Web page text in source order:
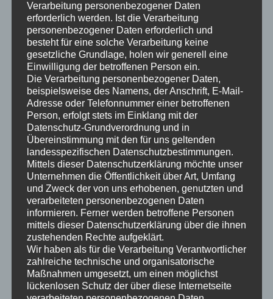
Die bauphysikalischen Eigenschaften, vor allem die
Wasserdampfdurchlässigkeit (sd-Wert), werden kaum
beeinflusst und das optische Erscheinungsbild bleibt
erhalten.
Wall Inject ist keine Flüssigkeit, sondern eine hochviskose
Creme mit folgenden charakteristischen Eigenschaften:
tropffreie Auftragung und somit problemloses Über-
Kopf-Arbeiten
hohe Wirkstoffkonzentration (ca. 80 %)
alkalistabil
nicht filmbildend
sehr hohes Spreitungsvermögen innerhalb des
Mauerwerkgefüges
extrem hohe Eindringtiefe durch die lange Verweilzeit
der Creme auf der Baustoffoberfläche
verlustfreier Auftrag in einem Arbeitsgang ohne
Materialabfluss
sehr gute Pump- und Dosierbarkeit
Verarbeitung personenbezogener Daten
erforderlich werden. Ist die Verarbeitung
personenbezogener Daten erforderlich und
besteht für eine solche Verarbeitung keine
gesetzliche Grundlage, holen wir generell eine
Einwilligung der betroffenen Person ein.
Die Verarbeitung personenbezogener Daten,
beispielsweise des Namens, der Anschrift, E-Mail-
Adresse oder Telefonnummer einer betroffenen
Person, erfolgt stets im Einklang mit der
Datenschutz-Grundverordnung und in
Übereinstimmung mit den für uns geltenden
landesspezifischen Datenschutzbestimmungen.
Mittels dieser Datenschutzerklärung möchte unser
Unternehmen die Öffentlichkeit über Art, Umfang
und Zweck der von uns erhobenen, genutzten und
verarbeiteten personenbezogenen Daten
informieren. Ferner werden betroffene Personen
mittels dieser Datenschutzerklärung über die ihnen
zustehenden Rechte aufgeklärt.
Wir haben als für die Verarbeitung Verantwortlicher
zahlreiche technische und organisatorische
Maßnahmen umgesetzt, um einen möglichst
lückenlosen Schutz der über diese Internetseite